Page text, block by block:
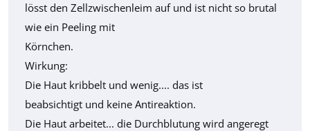
lösst den Zellzwischenleim auf und ist nicht so brutal
wie ein Peeling mit
Körnchen.
Wirkung:
Die Haut kribbelt und wenig.... das ist
beabsichtigt und keine Antireaktion.
Die Haut arbeitet... die Durchblutung wird angeregt